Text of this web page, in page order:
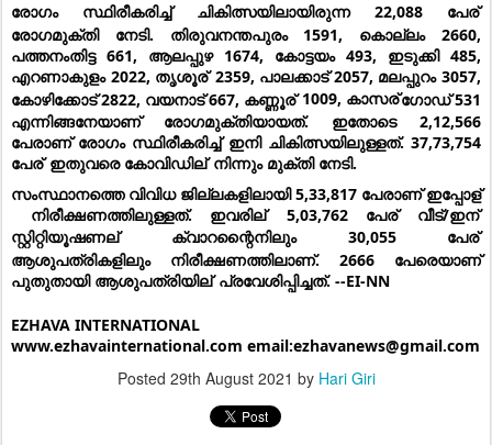
രോഗം സ്ഥിരീകരിച്ച് ചികിത്സയിലായിരുന്ന 22,088 പേര്
രോഗമുക്തി നേടി. തിരുവനന്തപുരം 1591, കൊല്ലം 2660,
പത്തനംതിട്ട 661, ആലപ്പുഴ 1674, കോട്ടയം 493, ഇടുക്കി 485,
എറണാകുളം 2022, തൃശൂര് 2359, പാലക്കാട് 2057, മലപ്പുറം 3057,
കോഴിക്കോട് 2822, വയനാട് 667, കണ്ണൂര് 1009, കാസര്ഗോഡ് 531
എന്നിങ്ങനേയാണ് രോഗമുക്തിയായത്. ഇതോടെ 2,12,566
പേരാണ് രോഗം സ്ഥിരീകരിച്ച് ഇനി ചികിത്സയിലുള്ളത്. 37,73,754
പേര് ഇതുവരെ കോവിഡില് നിന്നും മുക്തി നേടി.
സംസ്ഥാനത്തെ വിവിധ ജില്ലകളിലായി 5,33,817 പേരാണ് ഇപ്പോള്
നിരീക്ഷണത്തിലുള്ളത്. ഇവരില് 5,03,762 പേര് വീട്/ഇന്
സ്റ്റിറ്റിയൂഷണല് ക്വാറന്റൈനിലും 30,055 പേര്
ആശുപത്രികളിലും നിരീക്ഷണത്തിലാണ്. 2666 പേരെയാണ്
പുതുതായി ആശുപത്രിയില് പ്രവേശിപ്പിച്ചത്. --EI-NN
EZHAVA INTERNATIONAL
www.ezhavainternational.com email:ezhavanews@gmail.com
Posted 29th August 2021 by Hari Giri